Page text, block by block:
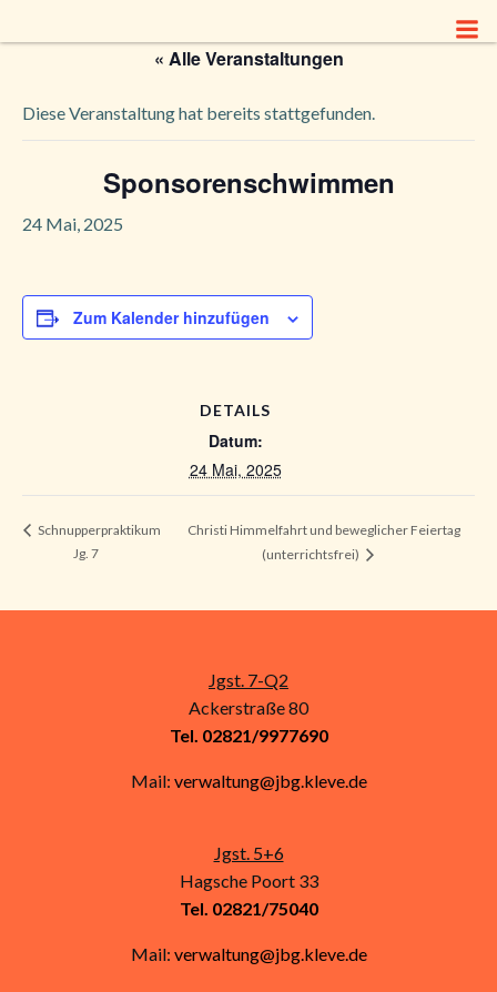
Inhalt
springen
« Alle Veranstaltungen
Diese Veranstaltung hat bereits stattgefunden.
Sponsorenschwimmen
24 Mai, 2025
Zum Kalender hinzufügen
DETAILS
Datum:
24 Mai, 2025
Schnupperpraktikum
Jg. 7
Christi Himmelfahrt und beweglicher Feiertag
(unterrichtsfrei)
Jgst. 7-Q2
Ackerstraße 80
Tel. 02821/9977690
Mail: verwaltung@jbg.kleve.de
Jgst. 5+6
Hagsche Poort 33
Tel. 02821/75040
Mail: verwaltung@jbg.kleve.de